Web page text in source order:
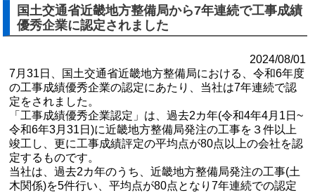
国土交通省近畿地方整備局から7年連続で工事成績
優秀企業に認定されました
2024/08/01
7月31日、国土交通省近畿地方整備局における、令和6年度
の工事成績優秀企業の認定にあたり、当社は7年連続で認
定をされました。
「工事成績優秀企業認定」は、過去2カ年(令和4年4月1日~
令和6年3月31日)に近畿地方整備局発注の工事を３件以上
竣工し、更に工事成績評定の平均点が80点以上の会社を認
定するものです。
当社は、過去2カ年のうち、近畿地方整備局発注の工事(土
木関係)を5件行い、平均点が80点となり7年連続での認定